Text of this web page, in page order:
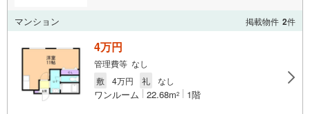
マンション 掲載物件 2件
4万円
管理費等 なし
敷
4万円 礼 なし
ワンルーム 22.68m2 1階